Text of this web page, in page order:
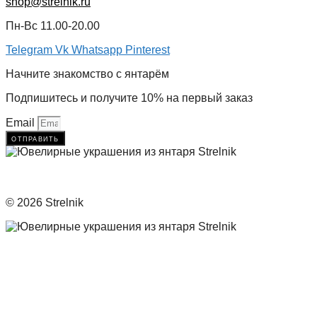
Пн-Вс 11.00-20.00
Telegram Vk Whatsapp Pinterest
Начните знакомство с янтарём
Подпишитесь и получите 10% на первый заказ
Email
отправить
© 2026 Strelnik